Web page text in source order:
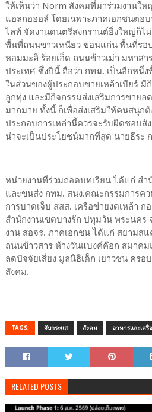
ให้เห็นว่า Norm สังคมที่มาร่วมงานใ
แอลกอฮอล์ โดยเฉพาะภาคเอกชนตอ
ไลท์ จัดงานดนตรีสงกรานต์ยิ่งใหญ่ก็ไ
พื้นที่ถนนขาวเหนียว ขอนแก่น พื้นที่รอ
หอมมะลิ ร้อยเอ็ด ถนนข้าวเม่า มหาส
ประเทศ ซึ่งปีนี้ ถือว่า กทม. เป็นอีกหนึ่
ในส่วนของผู้ประกอบขายเหล้าเบียร์
ลูกทุ่ง และมีกิจกรรมส่งเสริมการขาย
มากมาย ทั้งนี้ ก็เพื่อส่งเสริมให้คนสนุก
ประกอบการเหล่านี้ควรจะรับผิดชอบ
น่าจะเป็นประโยชน์มากที่สุด นายธีระ
หน่วยงานที่ร่วมถอดบทเรียน ได้แก่ สำ
และขนส่ง กทม. สนง.คณะกรรมการค
การบาดเจ็บ สสส. เครือข่ายงดเหล้า ก
สำนักงานเขตบางรัก ปทุมวัน พระนคร
งาน สอจร. ภาคเอกชน ได้แก่ สยามส
ถนนข้าวสาร ห้างวันแบงค์ค๊อก สมาค
ลดปัจจัยเสี่ยง มูลนิธิเด็ก เยาวชน ครอ
สังคม.
TAGS: จับกระแส สังคม อาหารและเครื่
RELATED POSTS